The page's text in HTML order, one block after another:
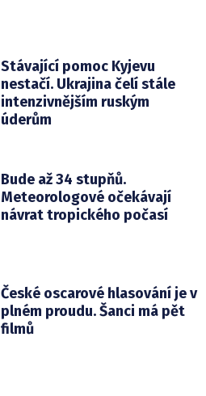
Stávající pomoc Kyjevu
nestačí. Ukrajina čelí stále
intenzivnějším ruským
úderům
Bude až 34 stupňů.
Meteorologové očekávají
návrat tropického počasí
České oscarové hlasování je v
plném proudu. Šanci má pět
filmů